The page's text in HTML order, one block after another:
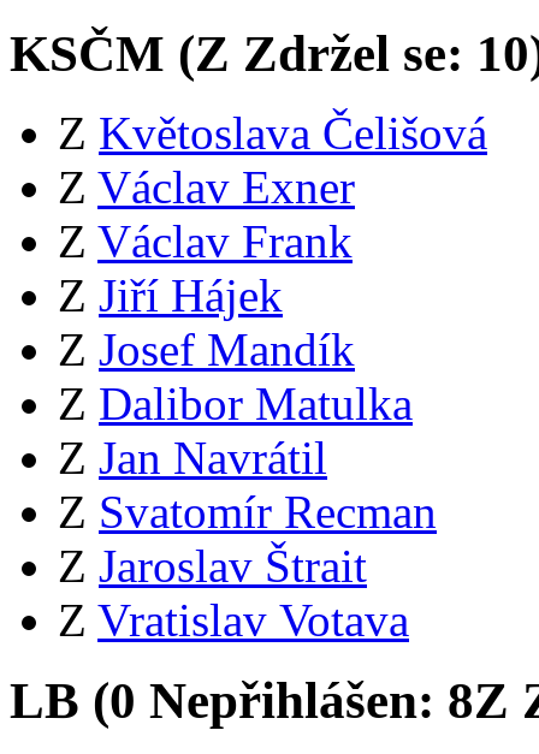
KSČM (Z Zdržel se: 10
Z Květoslava Čelišová
Z Václav Exner
Z Václav Frank
Z Jiří Hájek
Z Josef Mandík
Z Dalibor Matulka
Z Jan Navrátil
Z Svatomír Recman
Z Jaroslav Štrait
Z Vratislav Votava
LB (0 Nepřihlášen: 8Z